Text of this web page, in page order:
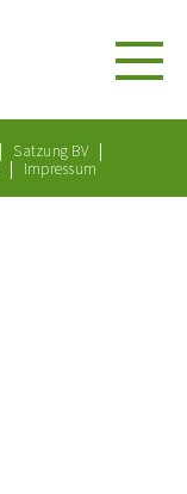
Satzung BV
Impressum